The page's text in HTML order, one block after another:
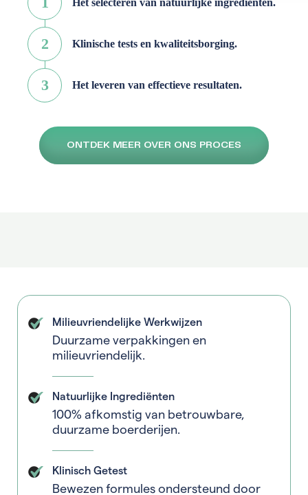
Het selecteren van natuurlijke ingrediënten.
2 Klinische tests en kwaliteitsborging.
3 Het leveren van effectieve resultaten.
ONTDEK MEER OVER ONS PROCES
Milieuvriendelijke Werkwijzen
Duurzame verpakkingen en
milieuvriendelijk.
Natuurlijke Ingrediënten
100% afkomstig van betrouwbare,
duurzame boerderijen.
Klinisch Getest
Bewezen formules ondersteund door